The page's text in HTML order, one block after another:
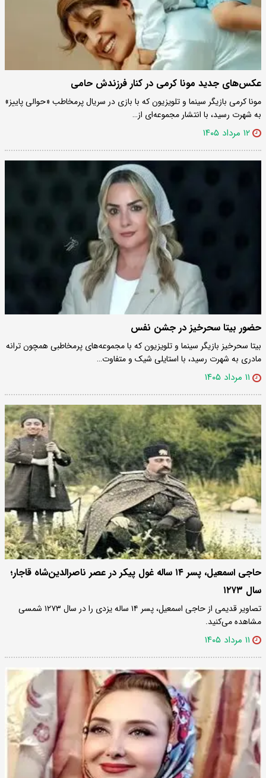
عکس‌های جدید مونا کرمی در کنار فرزندش حامی
مونا کرمی بازیگر سینما و تلویزیون که با بازی در سریال پرمخاطب «حوالی پاییز»
به شهرت رسید، با انتشار مجموعه‌ای از…
۱۲ مرداد ۱۴۰۵
حضور بیتا سحرخیز در جشن نفس
بیتا سحرخیز بازیگر سینما و تلویزیون که با مجموعه‌های پرمخاطبی همچون ترانه
مادری به شهرت رسید، با استایلی شیک و متفاوت…
۱۱ مرداد ۱۴۰۵
حاجی اسمعیل، پسر ۱۴ ساله غول پیکر در عصر ناصرالدین‌شاه قاجار؛
سال ۱۲۷۳
تصاویر قدیمی از حاجی اسمعیل، پسر ۱۴ ساله یزدی را در سال ۱۲۷۳ شمسی
مشاهده می‌کنید.
۱۱ مرداد ۱۴۰۵